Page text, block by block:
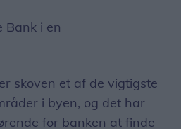
Bank i en
skoven et af de vigtigste
i byen, og det har
for banken at finde